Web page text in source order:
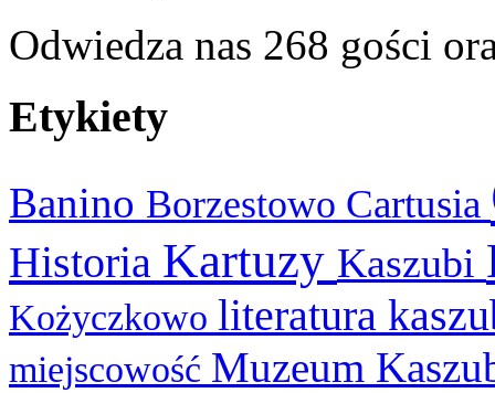
Odwiedza nas 268 gości
Etykiety
Banino Borzestowo Cartusia
Historia Kartuzy Kaszubi
Kożyczkowo literatura
miejscowość Muzeum